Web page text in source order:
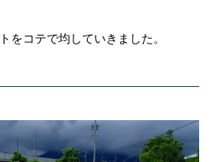
をコテで均していきました。